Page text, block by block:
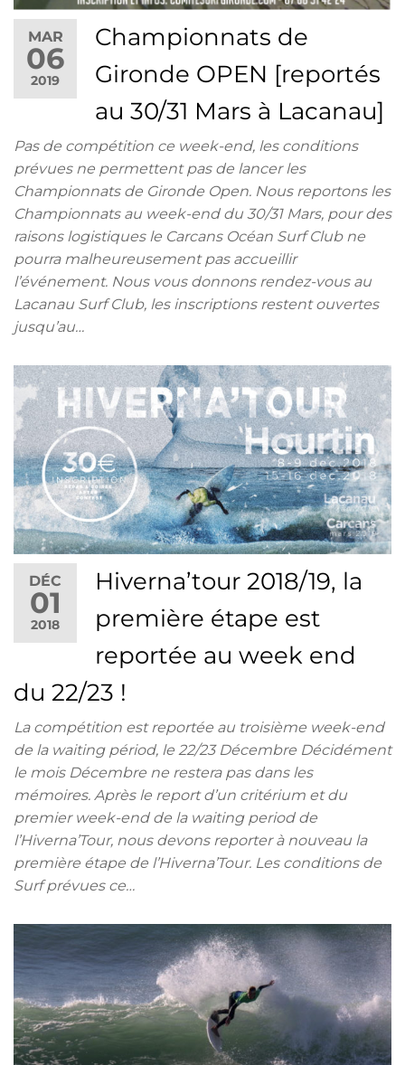
MAR
06
2019
Championnats de
Gironde OPEN [reportés
au 30/31 Mars à Lacanau]
Pas de compétition ce week-end, les conditions
prévues ne permettent pas de lancer les
Championnats de Gironde Open. Nous reportons les
Championnats au week-end du 30/31 Mars, pour des
raisons logistiques le Carcans Océan Surf Club ne
pourra malheureusement pas accueillir
l’événement. Nous vous donnons rendez-vous au
Lacanau Surf Club, les inscriptions restent ouvertes
jusqu’au…
DÉC
01
2018
Hiverna’tour 2018/19, la
première étape est
reportée au week end
du 22/23 !
La compétition est reportée au troisième week-end
de la waiting périod, le 22/23 Décembre Décidément
le mois Décembre ne restera pas dans les
mémoires. Après le report d’un critérium et du
premier week-end de la waiting period de
l’Hiverna’Tour, nous devons reporter à nouveau la
première étape de l’Hiverna’Tour. Les conditions de
Surf prévues ce…